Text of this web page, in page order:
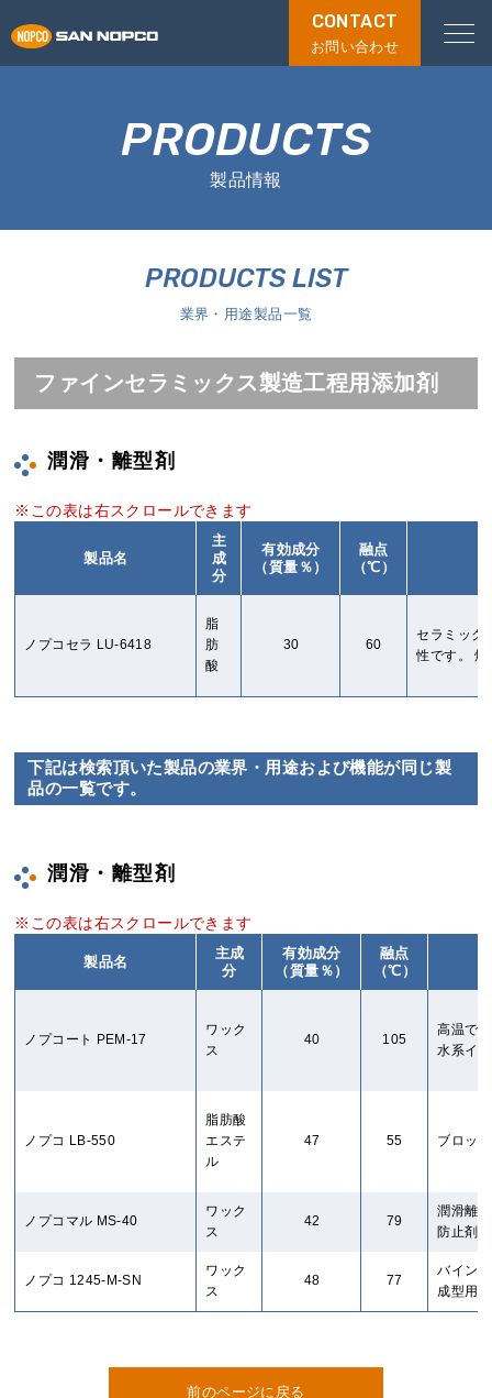
CONTACT
お問い合わせ
PRODUCTS
製品情報
PRODUCTS LIST
業界・用途製品一覧
ファインセラミックス製造工程用添加剤
潤滑・離型剤
製品名
主
成
分
有効成分
（質量％）
融点
（℃）
ノプコセラ LU-6418
脂
肪
酸
30 60
セラミック
性です。
下記は検索頂いた製品の業界・用途および機能が同じ製
品の一覧です。
潤滑・離型剤
製品名
主成
分
有効成分
（質量％）
融点
（℃）
ノプコート PEM-17
ワック
ス
40 105
高温で
水系イ
ノプコ LB-550
脂肪酸
エステ
ル
47 55 ブロッ
ノプコマル MS-40
ワック
ス
42 79
潤滑離
防止剤
ノプコ 1245-M-SN
ワック
ス
48 77
バイン
成型用
前のページに戻る